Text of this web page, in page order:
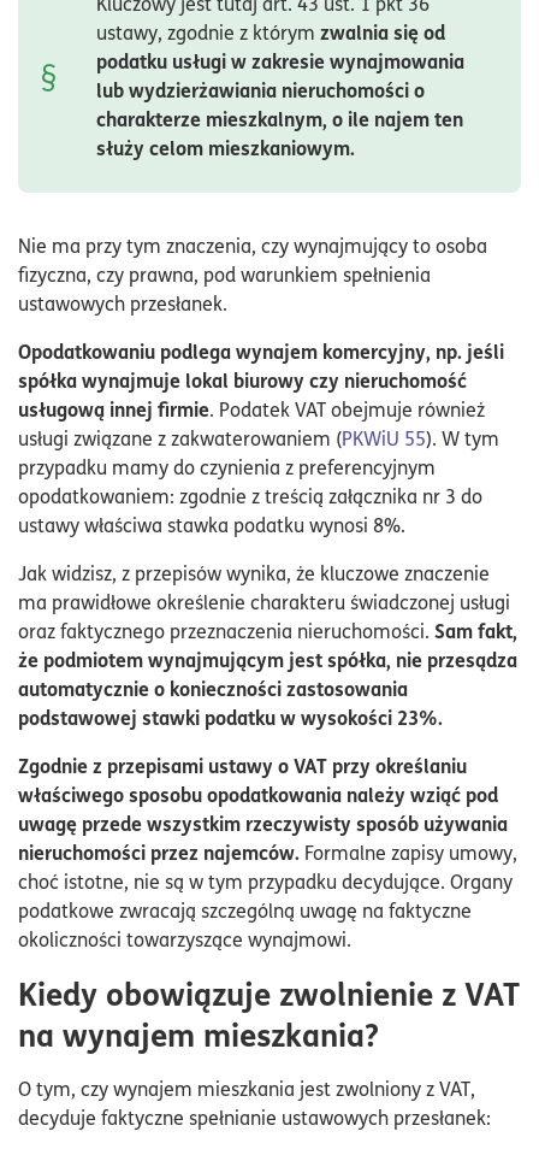
ustawy, zgodnie z którym zwalnia się od
podatku usługi w zakresie wynajmowania
lub wydzierżawiania nieruchomości o
charakterze mieszkalnym, o ile najem ten
służy celom mieszkaniowym.
Nie ma przy tym znaczenia, czy wynajmujący to osoba
fizyczna, czy prawna, pod warunkiem spełnienia
ustawowych przesłanek.
Opodatkowaniu podlega wynajem komercyjny, np. jeśli
spółka wynajmuje lokal biurowy czy nieruchomość
usługową innej firmie. Podatek VAT obejmuje również
usługi związane z zakwaterowaniem (PKWiU 55). W tym
przypadku mamy do czynienia z preferencyjnym
opodatkowaniem: zgodnie z treścią załącznika nr 3 do
ustawy właściwa stawka podatku wynosi 8%.
Jak widzisz, z przepisów wynika, że kluczowe znaczenie
ma prawidłowe określenie charakteru świadczonej usługi
oraz faktycznego przeznaczenia nieruchomości. Sam fakt,
że podmiotem wynajmującym jest spółka, nie przesądza
automatycznie o konieczności zastosowania
podstawowej stawki podatku w wysokości 23%.
Zgodnie z przepisami ustawy o VAT przy określaniu
właściwego sposobu opodatkowania należy wziąć pod
uwagę przede wszystkim rzeczywisty sposób używania
nieruchomości przez najemców. Formalne zapisy umowy,
choć istotne, nie są w tym przypadku decydujące. Organy
podatkowe zwracają szczególną uwagę na faktyczne
okoliczności towarzyszące wynajmowi.
Kiedy obowiązuje zwolnienie z VAT
na wynajem mieszkania?
O tym, czy wynajem mieszkania jest zwolniony z VAT,
decyduje faktyczne spełnianie ustawowych przesłanek: